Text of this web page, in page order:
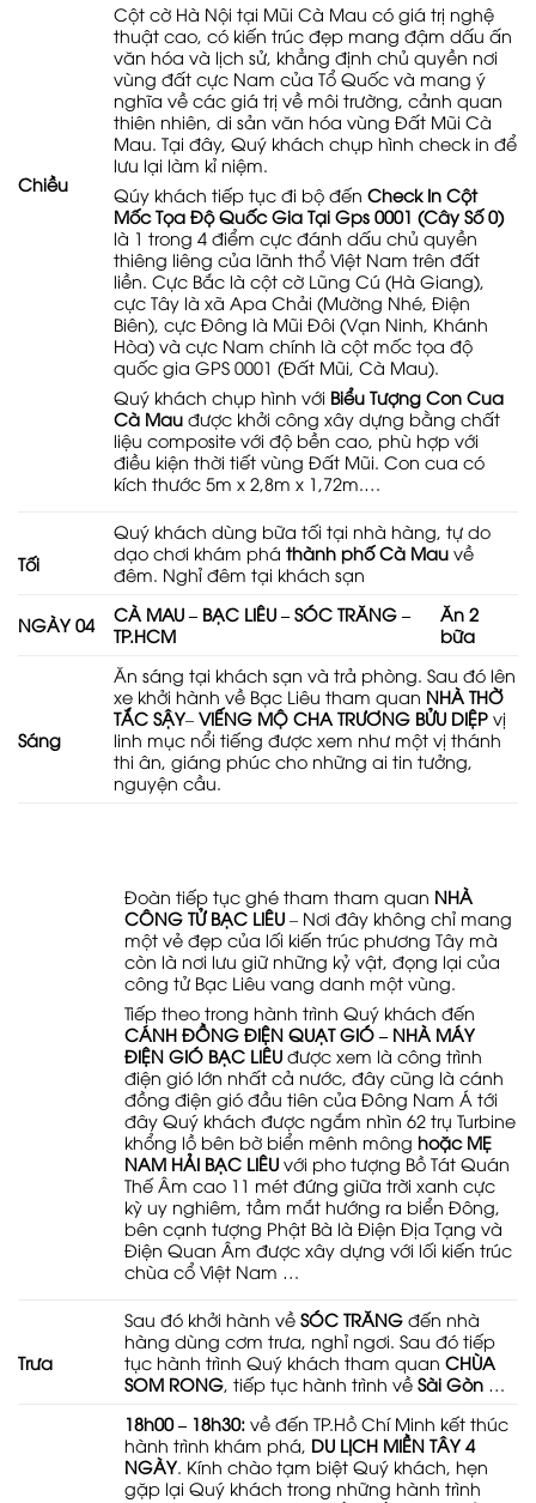
Chiều
Cột cờ Hà Nội tại Mũi Cà Mau có giá trị nghệ
thuật cao, có kiến trúc đẹp mang đậm dấu ấn
văn hóa và lịch sử, khẳng định chủ quyền nơi
vùng đất cực Nam của Tổ Quốc và mang ý
nghĩa về các giá trị về môi trường, cảnh quan
thiên nhiên, di sản văn hóa vùng Đất Mũi Cà
Mau. Tại đây, Quý khách chụp hình check in để
lưu lại làm kỉ niệm.
Qúy khách tiếp tục đi bộ đếnCheck In Cột
Mốc Tọa Độ Quốc Gia Tại Gps 0001 (Cây Số 0)
là 1 trong 4 điểm cực đánh dấu chủ quyền
thiêng liêng của lãnh thổ Việt Nam trên đất
liền. Cực Bắc là cột cờ Lũng Cú (Hà Giang),
cực Tây là xã Apa Chải (Mường Nhé, Điện
Biên), cực Đông là Mũi Đôi (Vạn Ninh, Khánh
Hòa) và cực Nam chính là cột mốc tọa độ
quốc gia GPS 0001 (Đất Mũi, Cà Mau).
Quý khách chụp hình với Biểu Tượng Con Cua
Cà Mauđược khởi công xây dựng bằng chất
liệu composite với độ bền cao, phù hợp với
điều kiện thời tiết vùng Đất Mũi. Con cua có
kích thước 5m x 2,8m x 1,72m.…
Tối
Quý khách dùng bữa tối tại nhà hàng, tự do
dạo chơi khám pháthành phố Cà Mauvề
đêm. Nghỉ đêm tại khách sạn
NGÀY 04
CÀ MAU – BẠC LIÊU – SÓC TRĂNG –
TP.HCM
Ăn 2
bữa
Sáng
Ăn sáng tại khách sạn và trả phòng. Sau đó lên
xe khởi hành về Bạc Liêu tham quan NHÀ THỜ
TẮC SẬY–VIẾNG MỘ CHA TRƯƠNG BỬU DIỆPvị
linh mục nổi tiếng được xem như một vị thánh
thi ân, giáng phúc cho những ai tin tưởng,
nguyện cầu.
Đoàn tiếp tục ghé tham tham quan NHÀ
CÔNG TỬ BẠC LIÊU– Nơi đây không chỉ mang
một vẻ đẹp của lối kiến trúc phương Tây mà
còn là nơi lưu giữ những kỷ vật, đọng lại của
công tử Bạc Liêu vang danh một vùng.
Tiếp theo trong hành trình Quý khách đến
CÁNH ĐỒNG ĐIỆN QUẠT GIÓ – NHÀ MÁY
ĐIỆN GIÓ BẠC LIÊUđược xem là công trình
điện gió lớn nhất cả nước, đây cũng là cánh
đồng điện gió đầu tiên của Đông Nam Á tới
đây Quý khách được ngắm nhìn 62 trụ Turbine
khổng lồ bên bờ biển mênh mônghoặc MẸ
NAM HẢI BẠC LIÊUvới pho tượng Bồ Tát Quán
Thế Âm cao 11 mét đứng giữa trời xanh cực
kỳ uy nghiêm, tầm mắt hướng ra biển Đông,
bên cạnh tượng Phật Bà là Điện Địa Tạng và
Điện Quan Âm được xây dựng với lối kiến trúc
chùa cổ Việt Nam …
Trưa
Sau đó khởi hành vềSÓC TRĂNG đến nhà
hàng dùng cơm trưa, nghỉ ngơi. Sau đó tiếp
tục hành trình Quý khách tham quanCHÙA
SOM RONG, tiếp tục hành trình vềSài Gòn …
18h00 – 18h30:về đến TP.Hồ Chí Minh kết thúc
hành trình khám phá, DU LỊCH MIỀN TÂY 4
NGÀY. Kính chào tạm biệt Quý khách, hẹn
gặp lại Quý khách trong những hành trình